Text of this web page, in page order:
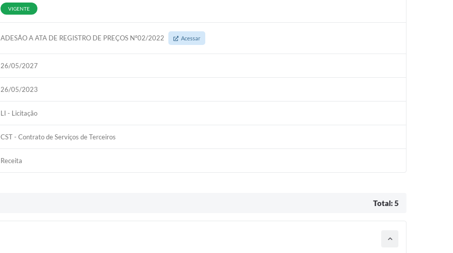
VIGENTE
ADESÃO A ATA DE REGISTRO DE PREÇOS Nº02/2022 Acessar
26/05/2027
26/05/2023
LI - Licitação
CST - Contrato de Serviços de Terceiros
Receita
Total: 5